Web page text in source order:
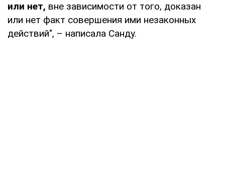
или нет, вне зависимости от того, доказан
или нет факт совершения ими незаконных
действий", – написала Санду.